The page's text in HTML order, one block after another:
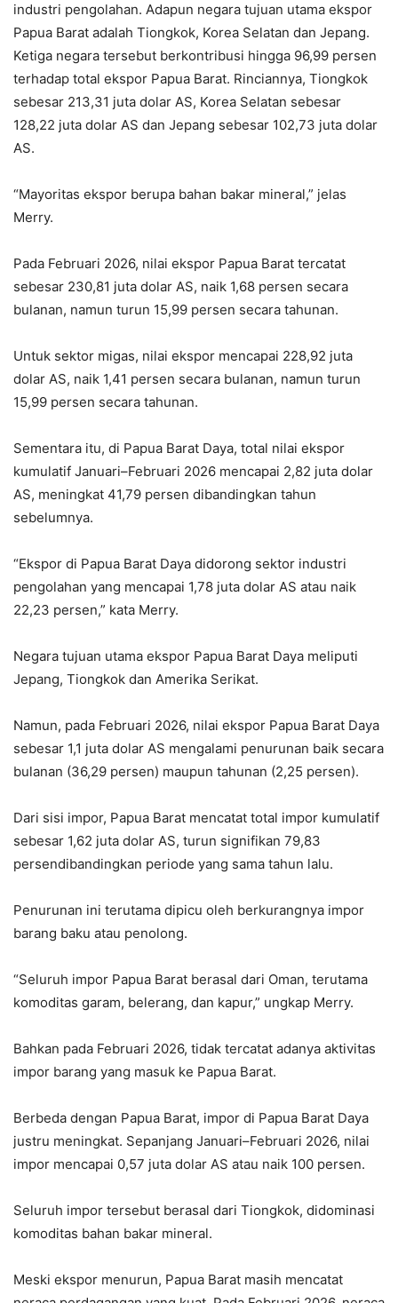
industri pengolahan. Adapun negara tujuan utama ekspor
Papua Barat adalah Tiongkok, Korea Selatan dan Jepang.
Ketiga negara tersebut berkontribusi hingga 96,99 persen
terhadap total ekspor Papua Barat. Rinciannya, Tiongkok
sebesar 213,31 juta dolar AS, Korea Selatan sebesar
128,22 juta dolar AS dan Jepang sebesar 102,73 juta dolar
AS.
“Mayoritas ekspor berupa bahan bakar mineral,” jelas
Merry.
Pada Februari 2026, nilai ekspor Papua Barat tercatat
sebesar 230,81 juta dolar AS, naik 1,68 persen secara
bulanan, namun turun 15,99 persen secara tahunan.
Untuk sektor migas, nilai ekspor mencapai 228,92 juta
dolar AS, naik 1,41 persen secara bulanan, namun turun
15,99 persen secara tahunan.
Sementara itu, di Papua Barat Daya, total nilai ekspor
kumulatif Januari–Februari 2026 mencapai 2,82 juta dolar
AS, meningkat 41,79 persen dibandingkan tahun
sebelumnya.
“Ekspor di Papua Barat Daya didorong sektor industri
pengolahan yang mencapai 1,78 juta dolar AS atau naik
22,23 persen,” kata Merry.
Negara tujuan utama ekspor Papua Barat Daya meliputi
Jepang, Tiongkok dan Amerika Serikat.
Namun, pada Februari 2026, nilai ekspor Papua Barat Daya
sebesar 1,1 juta dolar AS mengalami penurunan baik secara
bulanan (36,29 persen) maupun tahunan (2,25 persen).
Dari sisi impor, Papua Barat mencatat total impor kumulatif
sebesar 1,62 juta dolar AS, turun signifikan 79,83
persendibandingkan periode yang sama tahun lalu.
Penurunan ini terutama dipicu oleh berkurangnya impor
barang baku atau penolong.
“Seluruh impor Papua Barat berasal dari Oman, terutama
komoditas garam, belerang, dan kapur,” ungkap Merry.
Bahkan pada Februari 2026, tidak tercatat adanya aktivitas
impor barang yang masuk ke Papua Barat.
Berbeda dengan Papua Barat, impor di Papua Barat Daya
justru meningkat. Sepanjang Januari–Februari 2026, nilai
impor mencapai 0,57 juta dolar AS atau naik 100 persen.
Seluruh impor tersebut berasal dari Tiongkok, didominasi
komoditas bahan bakar mineral.
Meski ekspor menurun, Papua Barat masih mencatat